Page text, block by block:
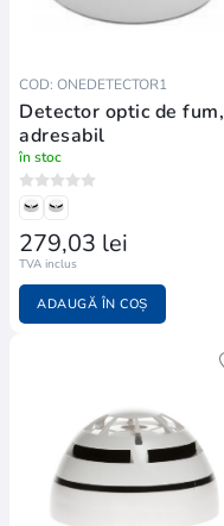
COD: ONEDETECTOR1
Detector optic de fum,
adresabil
în stoc
279,03 lei
TVA inclus
ADAUGĂ ÎN COȘ